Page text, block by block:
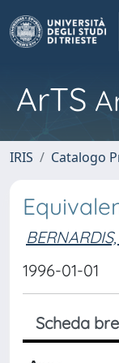
ArTS
IRIS Catalogo
1996-01-01
Scheda